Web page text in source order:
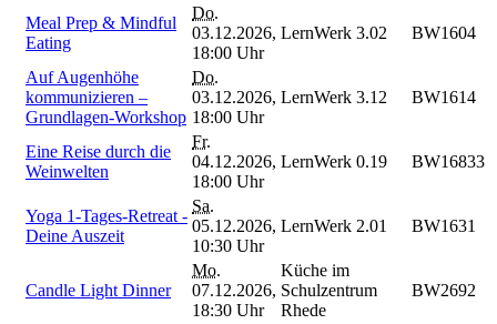
Meal Prep & Mindful
Eating
Do.
03.12.2026,
18:00 Uhr
LernWerk 3.02 BW1604
Auf Augenhöhe
kommunizieren –
Grundlagen-Workshop
Do.
03.12.2026,
18:00 Uhr
LernWerk 3.12 BW1614
Eine Reise durch die
Weinwelten
Fr.
04.12.2026,
18:00 Uhr
LernWerk 0.19 BW16833
Yoga 1-Tages-Retreat -
Deine Auszeit
Sa.
05.12.2026,
10:30 Uhr
LernWerk 2.01 BW1631
Candle Light Dinner
Mo.
07.12.2026,
18:30 Uhr
Küche im
Schulzentrum
Rhede
BW2692